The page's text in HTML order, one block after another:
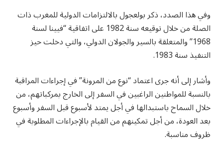
وفي هذا الصدد، ذكر بولعجول بالالتزامات الدولية للمغرب ذات
الصلة من خلال توقيعه سنة 1982 على اتفاقية “فيينا لسنة
1968” والمتعلقة بالسير والجولان الدولي، والتي دخلت حيز
التنفيذ سنة 1983.
وأشار إلى أنه جرى اعتماد “نوع من المرونة” في إجراءات المراقبة
بالنسبة للمواطنين الراغبين في السفر إلى الخارج بمركباتهم، من
خلال السماح باستبدالها في أجل يمتد لأسبوع قبل السفر وأسبوع
بعد العودة، من أجل تمكينهم من القيام بالإجراءات المطلوبة في
ظروف مناسبة.